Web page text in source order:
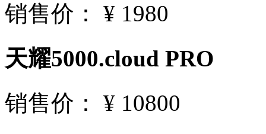
销售价： ¥ 1980
天耀5000.cloud PRO
销售价： ¥ 10800